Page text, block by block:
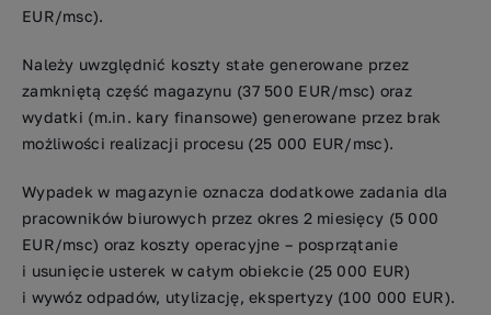
EUR/msc).
Należy uwzględnić koszty stałe generowane przez
zamkniętą część magazynu (37 500 EUR/msc) oraz
wydatki (m.in. kary finansowe) generowane przez brak
możliwości realizacji procesu (25 000 EUR/msc).
Wypadek w magazynie oznacza dodatkowe zadania dla
pracowników biurowych przez okres 2 miesięcy (5 000
EUR/msc) oraz koszty operacyjne – posprzątanie
i usunięcie usterek w całym obiekcie (25 000 EUR)
i wywóz odpadów, utylizację, ekspertyzy (100 000 EUR).